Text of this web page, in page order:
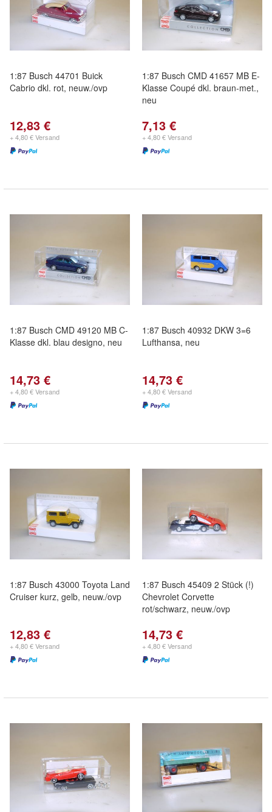
1:87 Busch 44701 Buick
Cabrio dkl. rot, neuw./ovp
12,83 €
+ 4,80 € Versand
1:87 Busch CMD 41657 MB E-
Klasse Coupé dkl. braun-met.,
neu
7,13 €
+ 4,80 € Versand
1:87 Busch CMD 49120 MB C-
Klasse dkl. blau designo, neu
14,73 €
+ 4,80 € Versand
1:87 Busch 40932 DKW 3=6
Lufthansa, neu
14,73 €
+ 4,80 € Versand
1:87 Busch 43000 Toyota Land
Cruiser kurz, gelb, neuw./ovp
12,83 €
+ 4,80 € Versand
1:87 Busch 45409 2 Stück (!)
Chevrolet Corvette
rot/schwarz, neuw./ovp
14,73 €
+ 4,80 € Versand